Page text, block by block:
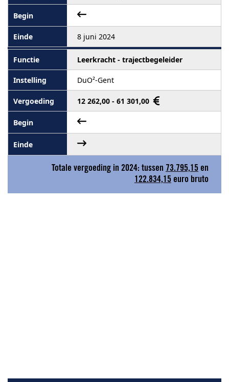
8 juni 2024
Leerkracht - trajectbegeleider
DuO²-Gent
12 262,00 - 61 301,00
Totale vergoeding in 2024: tussen 73.795,15 en
122.834,15 euro bruto